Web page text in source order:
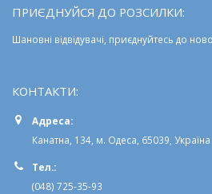
ПРИЄДНУЙСЯ ДО РОЗСИЛКИ:
Шановні відвідувачі, приєднуйтесь до
КОНТАКТИ:
Адреса:
Канатна, 134, м. Одеса, 65039, Україна
Тел.:
(048) 725-35-93